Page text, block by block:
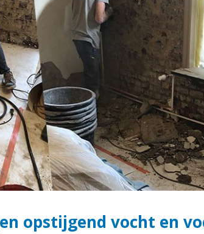
opstijgend vocht en